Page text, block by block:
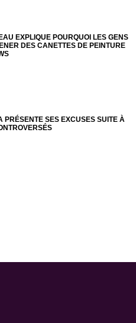
EXPLIQUE POURQUOI LES GENS
DES CANETTES DE PEINTURE
PRÉSENTE SES EXCUSES SUITE À